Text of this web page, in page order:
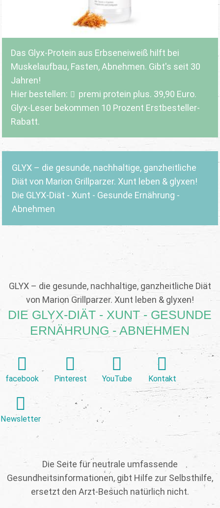
Das Glyx-Protein aus Erbseneiweiß hilft bei
Muskelaufbau, Fasten, Abnehmen. Gibt's seit 30
Jahren!
Hier bestellen:
premi protein plus. 39,90 Euro.
Glyx-Leser bekommen 10 Prozent Erstbesteller-
Rabatt.
GLYX – die gesunde, nachhaltige, ganzheitliche
Diät von Marion Grillparzer. Xunt leben & glyxen!
Die GLYX-Diät - Xunt - Gesunde Ernährung -
Abnehmen
GLYX – die gesunde, nachhaltige, ganzheitliche Diät
von Marion Grillparzer. Xunt leben & glyxen!
DIE GLYX-DIÄT - XUNT - GESUNDE
ERNÄHRUNG - ABNEHMEN
facebook Pinterest YouTube Kontakt
Newsletter
Die Seite für neutrale umfassende
Gesundheitsinformationen, gibt Hilfe zur Selbsthilfe,
ersetzt den Arzt-Besuch natürlich nicht.